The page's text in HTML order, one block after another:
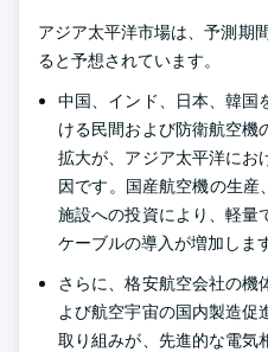
アジア太平洋市場は、予測期
ると予想されています。
中国、インド、日本、韓国
ける民間および防衛航空機
拡大が、アジア太平洋にお
因です。国産航空機の生産
施設への投資により、軽量
ケーブルの導入が増加します
さらに、格安航空会社の機
よび航空宇宙の国内製造促
取り組みが、先進的な電気